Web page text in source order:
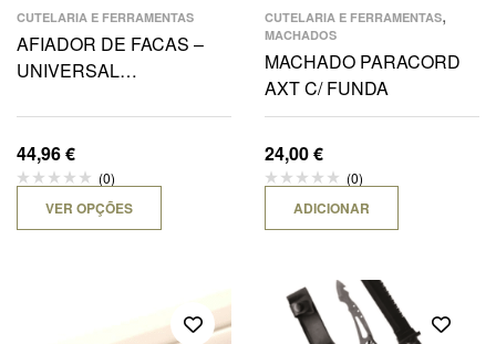
CUTELARIA E FERRAMENTAS
AFIADOR DE FACAS –
UNIVERSAL
44,96€
(0)
VER OPÇÕES
CUTELARIA E FERRAMENTAS,
MACHADOS
MACHADO PARACORD
AXT C/ FUNDA
24,00€
(0)
ADICIONAR